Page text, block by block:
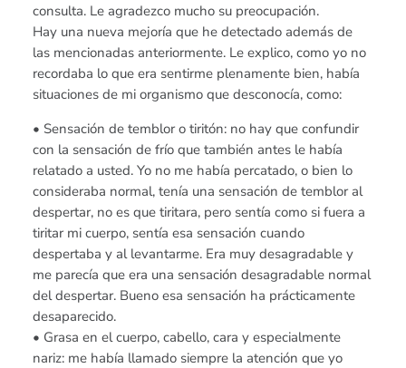
consulta. Le agradezco mucho su preocupación.
Hay una nueva mejoría que he detectado además de
las mencionadas anteriormente. Le explico, como yo no
recordaba lo que era sentirme plenamente bien, había
situaciones de mi organismo que desconocía, como:
• Sensación de temblor o tiritón: no hay que confundir
con la sensación de frío que también antes le había
relatado a usted. Yo no me había percatado, o bien lo
consideraba normal, tenía una sensación de temblor al
despertar, no es que tiritara, pero sentía como si fuera a
tiritar mi cuerpo, sentía esa sensación cuando
despertaba y al levantarme. Era muy desagradable y
me parecía que era una sensación desagradable normal
del despertar. Bueno esa sensación ha prácticamente
desaparecido.
• Grasa en el cuerpo, cabello, cara y especialmente
nariz: me había llamado siempre la atención que yo